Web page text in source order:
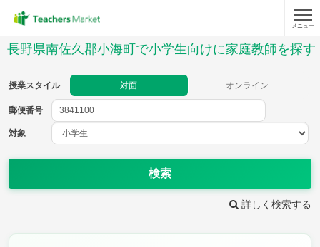
メニュー
長野県南佐久郡小海町で小学生向けに家庭教師を探す
授業スタイル 対面 オンライン
郵便番号
対象
検索
詳しく検索する
郵便番号
教科